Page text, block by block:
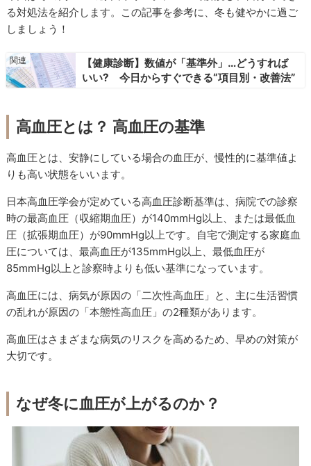
る対処法を紹介します。この記事を参考に、冬も健やかに過ご
しましょう！
【健康診断】数値が「基準外」…どうすれば
いい? 今日からすぐできる“項目別・改善法”
高血圧とは？ 高血圧の基準
高血圧とは、安静にしている場合の血圧が、慢性的に基準値よ
りも高い状態をいいます。
日本高血圧学会が定めている高血圧診断基準は、病院での診察
時の最高血圧（収縮期血圧）が140mmHg以上、または最低血
圧（拡張期血圧）が90mmHg以上です。自宅で測定する家庭血
圧については、最高血圧が135mmHg以上、最低血圧が
85mmHg以上と診察時よりも低い基準になっています。
高血圧には、病気が原因の「二次性高血圧」と、主に生活習慣
の乱れが原因の「本態性高血圧」の2種類があります。
高血圧はさまざまな病気のリスクを高めるため、早めの対策が
大切です。
なぜ冬に血圧が上がるのか？